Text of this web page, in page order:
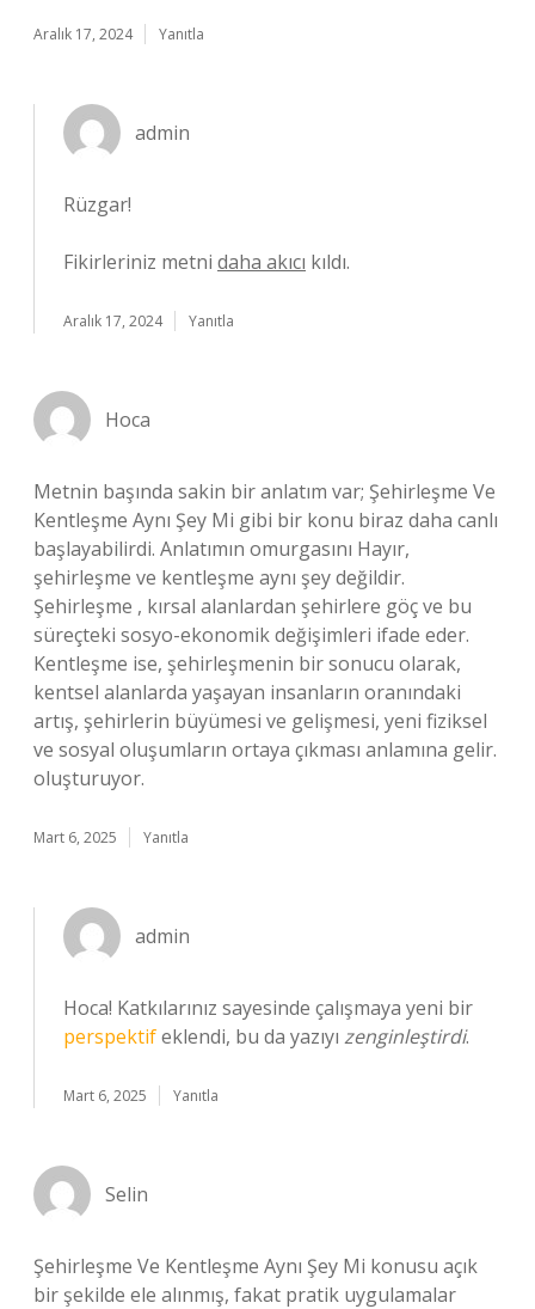
Aralık 17, 2024 Yanıtla
admin
Rüzgar!
Fikirleriniz metni daha akıcı kıldı.
Aralık 17, 2024 Yanıtla
Hoca
Metnin başında sakin bir anlatım var; Şehirleşme Ve
Kentleşme Aynı Şey Mi gibi bir konu biraz daha canlı
başlayabilirdi. Anlatımın omurgasını Hayır,
şehirleşme ve kentleşme aynı şey değildir.
Şehirleşme , kırsal alanlardan şehirlere göç ve bu
süreçteki sosyo-ekonomik değişimleri ifade eder.
Kentleşme ise, şehirleşmenin bir sonucu olarak,
kentsel alanlarda yaşayan insanların oranındaki
artış, şehirlerin büyümesi ve gelişmesi, yeni fiziksel
ve sosyal oluşumların ortaya çıkması anlamına gelir.
oluşturuyor.
Mart 6, 2025 Yanıtla
admin
Hoca! Katkılarınız sayesinde çalışmaya yeni bir
perspektifeklendi, bu da yazıyı zenginleştirdi.
Mart 6, 2025 Yanıtla
Selin
Şehirleşme Ve Kentleşme Aynı Şey Mi konusu açık
bir şekilde ele alınmış, fakat pratik uygulamalar